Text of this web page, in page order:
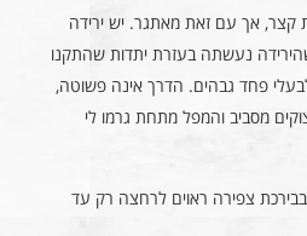
קצר, אך עם זאת מאתגר. יש ירידה
נעשתה בעזרת יתדות שהתקנו
פחד גבהים. הדרך אינה פשוטה,
מסביב והמפל מתחת גרמו לי
צפירה ראוים לרחצה רק עד